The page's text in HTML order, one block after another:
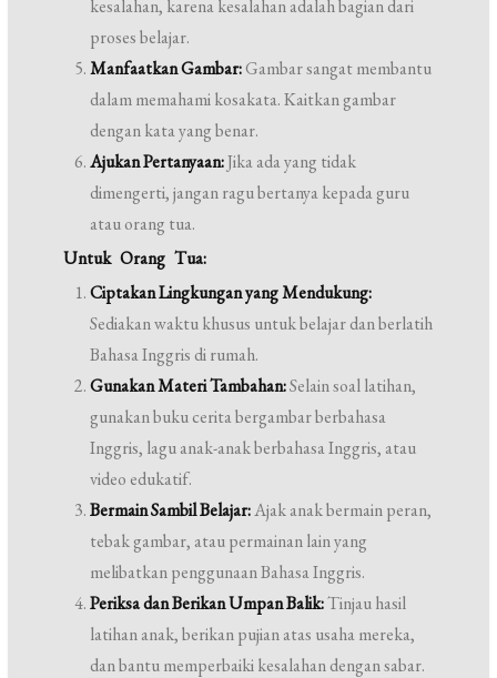
kesalahan, karena kesalahan adalah bagian dari
proses belajar.
Manfaatkan Gambar:Gambar sangat membantu
dalam memahami kosakata. Kaitkan gambar
dengan kata yang benar.
Ajukan Pertanyaan:Jika ada yang tidak
dimengerti, jangan ragu bertanya kepada guru
atau orang tua.
Untuk Orang Tua:
Ciptakan Lingkungan yang Mendukung:
Sediakan waktu khusus untuk belajar dan berlatih
Bahasa Inggris di rumah.
Gunakan Materi Tambahan:Selain soal latihan,
gunakan buku cerita bergambar berbahasa
Inggris, lagu anak-anak berbahasa Inggris, atau
video edukatif.
Bermain Sambil Belajar:Ajak anak bermain peran,
tebak gambar, atau permainan lain yang
melibatkan penggunaan Bahasa Inggris.
Periksa dan Berikan Umpan Balik:Tinjau hasil
latihan anak, berikan pujian atas usaha mereka,
dan bantu memperbaiki kesalahan dengan sabar.